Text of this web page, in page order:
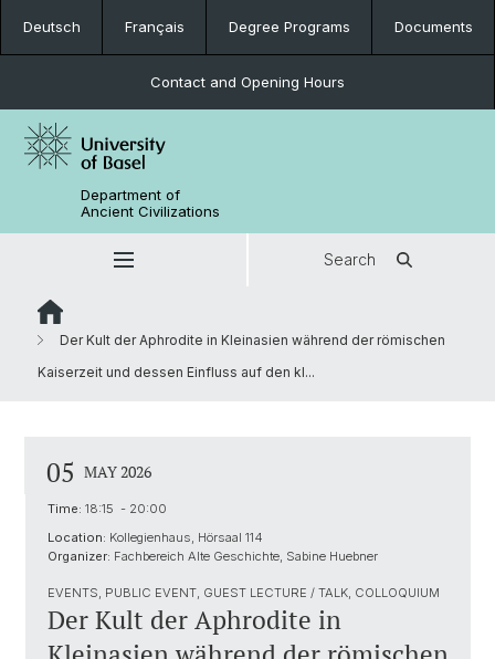
Deutsch Français Degree Programs Documents
Contact and Opening Hours
Department of
Ancient Civilizations
Search
Der Kult der Aphrodite in Kleinasien während der römischen
Kaiserzeit und dessen Einfluss auf den kl...
05 MAY 2026
Time: 18:15 - 20:00
Location: Kollegienhaus, Hörsaal 114
Organizer: Fachbereich Alte Geschichte, Sabine Huebner
EVENTS, PUBLIC EVENT, GUEST LECTURE / TALK, COLLOQUIUM
Der Kult der Aphrodite in